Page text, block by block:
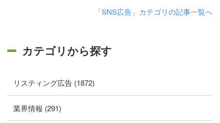
「SNS広告」カテゴリの記事一覧へ
カテゴリから探す
リスティング広告 (1872)
業界情報 (291)